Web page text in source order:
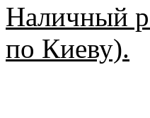
Наличный
по Киеву).